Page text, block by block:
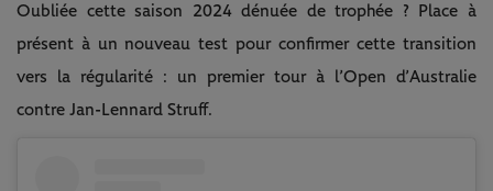
Oubliée cette saison 2024 dénuée de trophée ? Place à
présent à un nouveau test pour confirmer cette transition
vers la régularité : un premier tour à l’Open d’Australie
contre Jan-Lennard Struff.